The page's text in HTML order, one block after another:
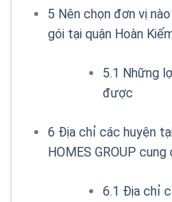
5 Nên chọn đơn vị
gói tại quận Hoàn
5.1 Những
được
6 Địa chỉ các huyện
HOMES GROUP
6.1 Địa chỉ